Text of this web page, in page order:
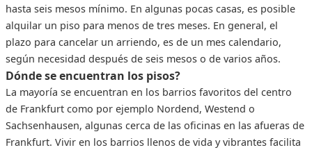
hasta seis mesos mínimo. En algunas pocas casas, es posible
alquilar un piso para menos de tres meses. En general, el
plazo para cancelar un arriendo, es de un mes calendario,
según necesidad después de seis mesos o de varios años.
Dónde se encuentran los pisos?
La mayoría se encuentran en los barrios favoritos del centro
de Frankfurt como por ejemplo Nordend, Westend o
Sachsenhausen, algunas cerca de las oficinas en las afueras de
Frankfurt. Vivir en los barrios llenos de vida y vibrantes facilita